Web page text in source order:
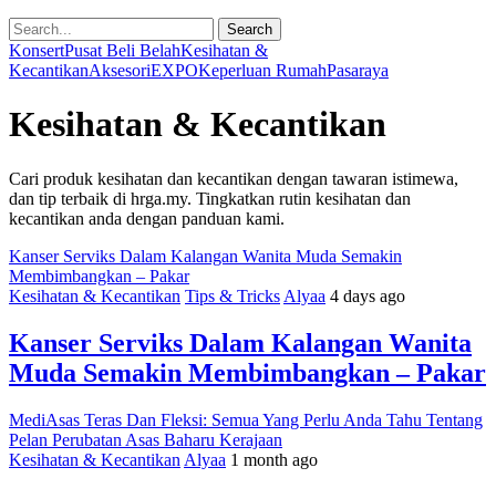
Search
KonsertPusat Beli BelahKesihatan &
KecantikanAksesoriEXPOKeperluan RumahPasaraya
Kesihatan & Kecantikan
Cari produk kesihatan dan kecantikan dengan tawaran istimewa,
dan tip terbaik di hrga.my. Tingkatkan rutin kesihatan dan
kecantikan anda dengan panduan kami.
Kanser Serviks Dalam Kalangan Wanita Muda Semakin
Membimbangkan – Pakar
Kesihatan & Kecantikan Tips & Tricks Alyaa 4 days ago
Kanser Serviks Dalam Kalangan Wanita
Muda Semakin Membimbangkan – Pakar
MediAsas Teras Dan Fleksi: Semua Yang Perlu Anda Tahu Tentang
Pelan Perubatan Asas Baharu Kerajaan
Kesihatan & Kecantikan Alyaa 1 month ago